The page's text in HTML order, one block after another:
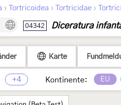
› Tortricoidea › Tortricidae ›
04342 Diceratura
Karte
+4 Kontinente: EU